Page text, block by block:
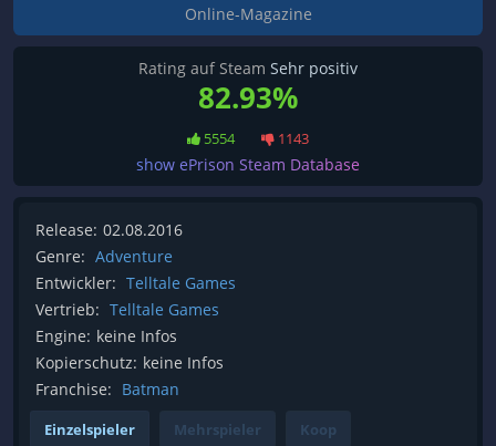
Online-Magazine
Rating auf Steam Sehr positiv
82.93%
5554 1143
show ePrison Steam Database
Release: 02.08.2016
Genre: Adventure
Entwickler: Telltale Games
Vertrieb: Telltale Games
Engine: keine Infos
Kopierschutz: keine Infos
Franchise: Batman
Einzelspieler Mehrspieler Koop